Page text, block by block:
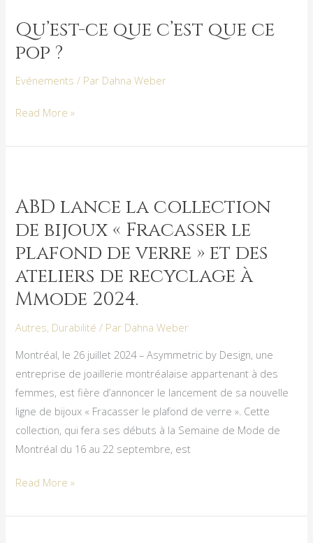
Qu’est-ce que c’est que ce
pop ?
Evénements / Par Dahna Weber
que
c’est
ce
Read More »
ABD lance la collection
de bijoux « Fracasser le
plafond de verre » et des
ateliers de recyclage à
Mmode 2024.
Autres, Durabilité / Par Dahna Weber
Montréal, le 26 juillet 2024 – Asymmetric by Design, une
entreprise de joaillerie montréalaise appartenant à des
femmes, est fière d’annoncer le lancement de sa nouvelle
ligne de bijoux « Fracasser le plafond de verre ». Cette
collection, qui fera ses débuts à la Semaine de Mode de
Montréal du 16 au 22 septembre, est
la
collection
de
«
Fracasser
le
de
verre
»
et
des
ateliers
recyclage
Read More »